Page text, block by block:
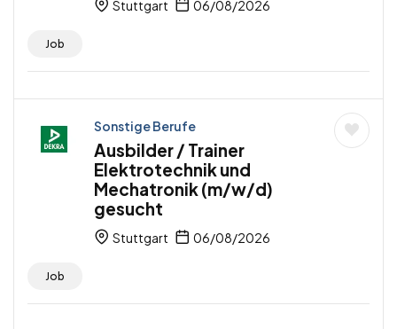
Stuttgart 06/08/2026
Job
Sonstige Berufe
Ausbilder / Trainer
Elektrotechnik und
Mechatronik (m/w/d)
gesucht
Stuttgart 06/08/2026
Job